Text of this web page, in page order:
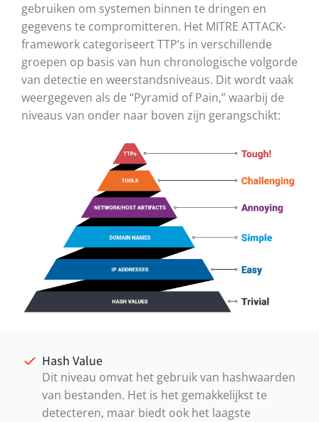
gebruiken om systemen binnen te dringen en
gegevens te compromitteren. Het MITRE ATTACK-
framework categoriseert TTP’s in verschillende
groepen op basis van hun chronologische volgorde
van detectie en weerstandsniveaus. Dit wordt vaak
weergegeven als de “Pyramid of Pain,” waarbij de
niveaus van onder naar boven zijn gerangschikt:
Hash Value
Dit niveau omvat het gebruik van hashwaarden
van bestanden. Het is het gemakkelijkst te
detecteren, maar biedt ook het laagste